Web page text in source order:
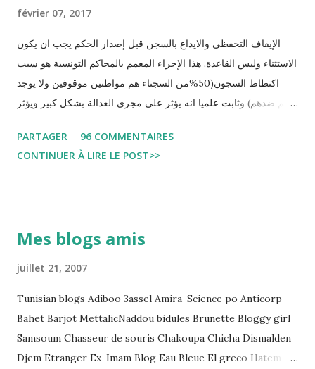
février 07, 2017
الإيقاف التحفظي والايداع بالسجن قبل إصدار الحكم يجب ان يكون
الاستثناء وليس القاعدة. هذا الإجراء المعمم بالمحاكم التونسية هو سبب
اكتظاظ السجون(50%من السجناء هم مواطنين موقوفين ولا يوجد
حكم ضدهم) وثابت علميا انه يؤثر على مجرى العدالة بشكل كبير ويؤثر
التي قضاها تحفظيا . هذه الممارسات تسبب كوارث اجتماعية واقتصادية
و تجعل المواطن يحقد على المنظومة القضائية و يحس بالظلم و القهر
regard des Lignes directrices Luanda"
PARTAGER
96 COMMENTAIRES
CONTINUER À LIRE LE POST>>
Mes blogs amis
juillet 21, 2007
Tunisian blogs Adiboo 3assel Amira-Science po Anticorp
Bahet Barjot MettalicNaddou bidules Brunette Bloggy girl
Samsoum Chasseur de souris Chakoupa Chicha Dismalden
Djem Etranger Ex-Imam Blog Eau Bleue El greco Hatem